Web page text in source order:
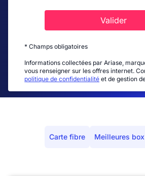
Valider
* Champs obligatoires
Informations collectées par Ariase,
vous renseigner sur les offres internet.
politique de confidentialité et de gestion
Carte fibre Meilleures box